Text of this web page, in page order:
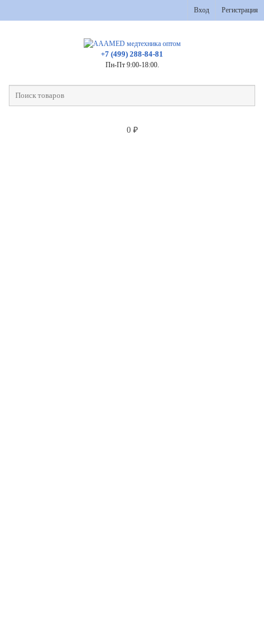
Вход Регистрация
+7 (499) 288-84-81
Пн-Пт 9:00-18:00.
0 ₽